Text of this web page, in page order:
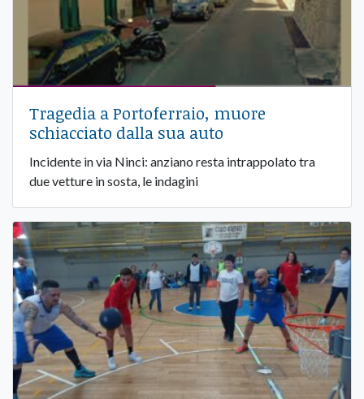
Tragedia a Portoferraio, muore
schiacciato dalla sua auto
Incidente in via Ninci: anziano resta intrappolato tra
due vetture in sosta, le indagini